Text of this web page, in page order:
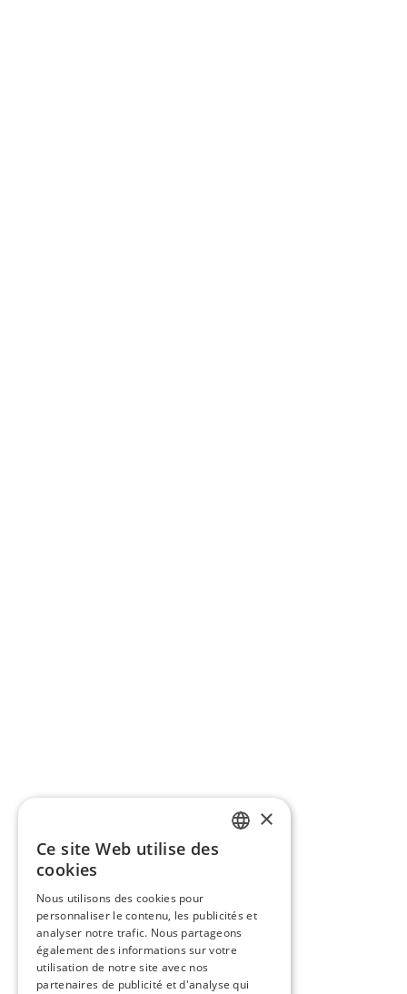
×
Ce site Web utilise des
cookies
Nous utilisons des cookies pour
personnaliser le contenu, les publicités et
analyser notre trafic. Nous partageons
également des informations sur votre
utilisation de notre site avec nos
partenaires de publicité et d'analyse qui